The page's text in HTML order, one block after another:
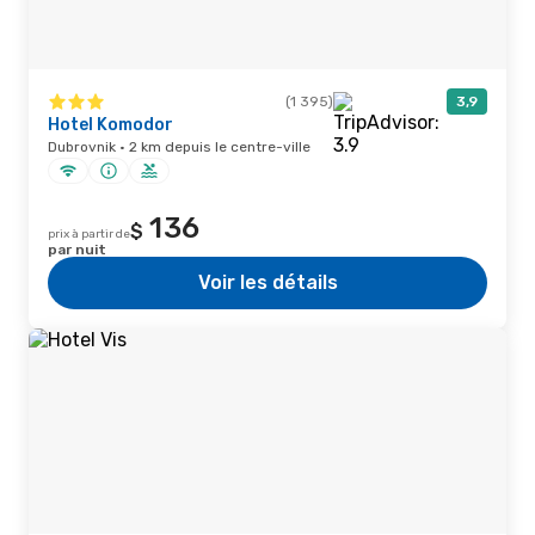
(1 395) 3,9
Hotel Komodor
Dubrovnik · 2 km depuis le centre-ville
prix à partir de$ 136
par nuit
Voir les détails